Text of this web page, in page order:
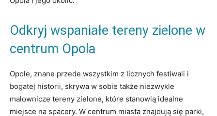
Odkryj ⁣wspaniałe tereny ‌zielone w
centrum⁤ Opola
Opole, znane przede wszystkim z licznych festiwali i ​
bogatej ⁣historii, skrywa w sobie także niezwykle
malownicze tereny zielone, które stanowią idealne
miejsce​ na spacery. ‌W centrum miasta znajdują⁢ się parki,